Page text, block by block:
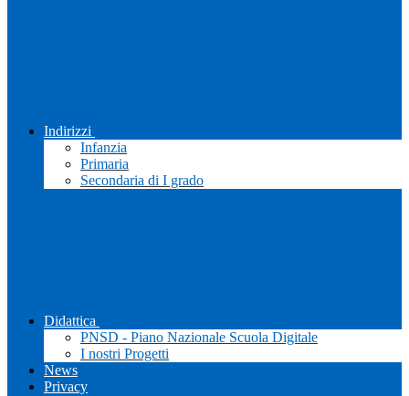
Indirizzi
Infanzia
Primaria
Secondaria di I grado
Didattica
PNSD - Piano Nazionale Scuola Digitale
I nostri Progetti
News
Privacy